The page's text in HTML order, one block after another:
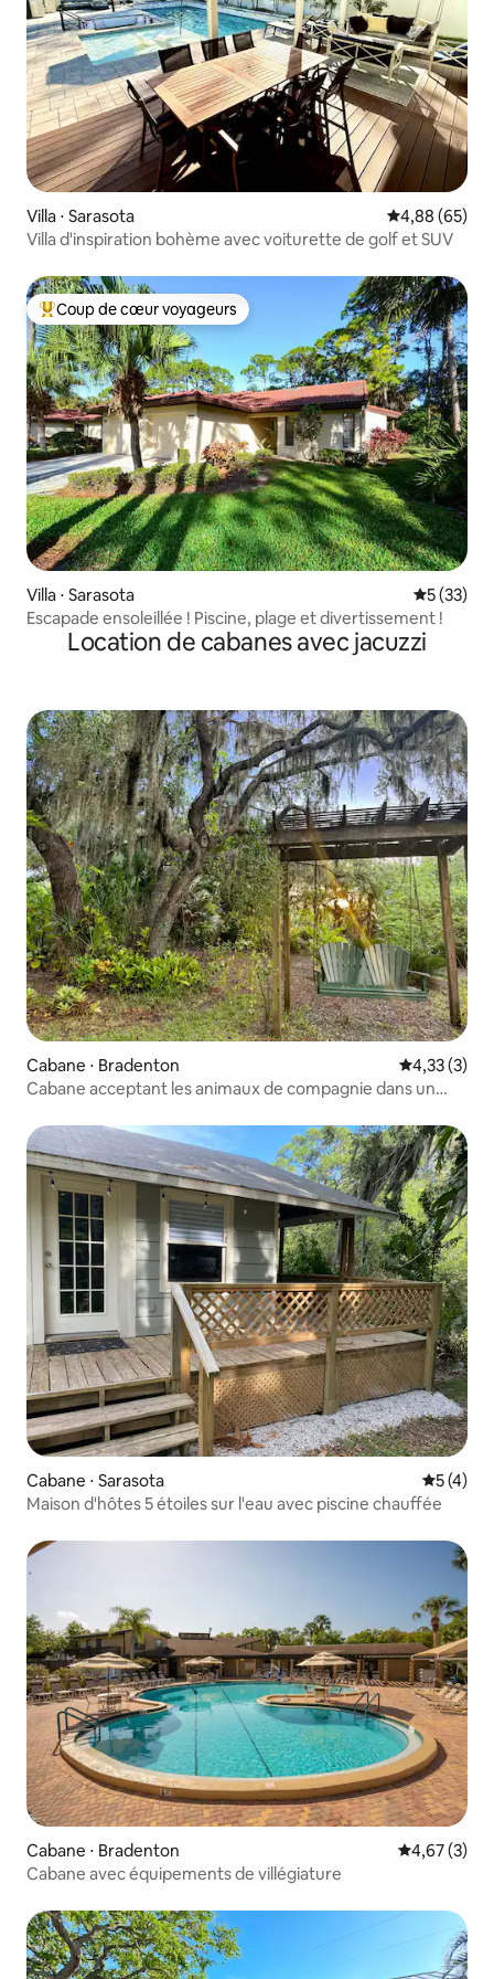
Villa ⋅ Sarasota Évaluation
4,88 (65)
Villa d'inspiration bohème avec voiturette de golf et SUV
Coups de cœur voyageurs les plus appréciés
Coup de cœur voyageurs
Villa ⋅ Sarasota
5 (33)
Escapade ensoleillée ! Piscine, plage et divertissement !
Location de cabanes avec jacuzzi
Cabane ⋅ Bradenton Évaluation
4,33 (3)
Cabane acceptant les animaux de compagnie dans un
Cabane ⋅ Sarasota
5 (4)
Maison d'hôtes 5 étoiles sur l'eau avec piscine chauffée
Cabane ⋅ Bradenton Évaluation
4,67 (3)
Cabane avec équipements de villégiature